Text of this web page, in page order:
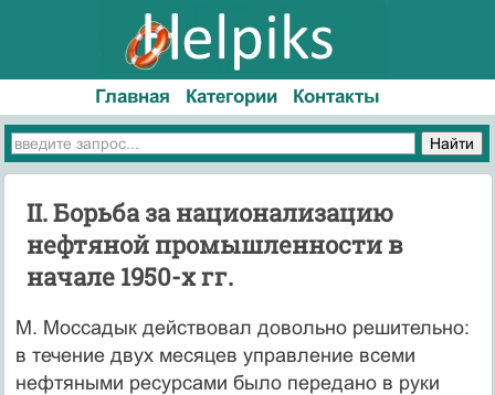
Главная Категории Контакты
II. Борьба за национализацию
нефтяной промышленности в
начале 1950-х гг.
М. Моссадык действовал довольно решительно:
в течение двух меся­цев управление всеми
нефтяными ресурсами было передано в руки